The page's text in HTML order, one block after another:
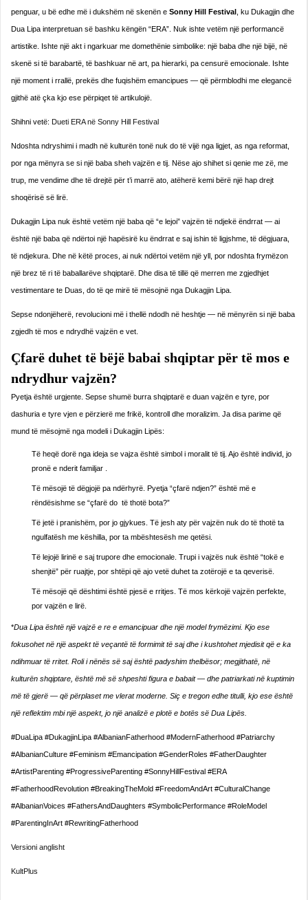
penguar, u bë edhe më i dukshëm në skenën e Sonny Hill Festival , ku Dukagjin dhe
Dua Lipa interpretuan së bashku këngën “ERA”. Nuk ishte vetëm një performancë
artistike. Ishte një akt i ngarkuar me domethënie simbolike: një baba dhe një bijë, në
skenë si të barabartë, të bashkuar në art, pa hierarki, pa censurë emocionale. Ishte
një moment i rrallë, prekës dhe fuqishëm emancipues — që përmblodhi me elegancë
gjithë atë çka kjo ese përpiqet të artikulojë.
Shihni vetë: Dueti ERA në Sonny Hill Festival
Ndoshta ndryshimi i madh në kulturën tonë nuk do të vijë nga ligjet, as nga reformat,
por nga mënyra se si një baba sheh vajzën e tij. Nëse ajo shihet si qenie me zë, me
trup, me vendime dhe të drejtë për t’i marrë ato, atëherë kemi bërë një hap drejt
shoqërisë së lirë.
Dukagjin Lipa nuk është vetëm një baba që “e lejoi” vajzën të ndjekë ëndrrat — ai
është një baba që ndërtoi një hapësirë ku ëndrrat e saj ishin të ligjshme, të dëgjuara,
të ndjekura. Dhe në këtë proces, ai nuk ndërtoi vetëm një yll, por ndoshta frymëzon
një brez të ri të baballarëve shqiptarë. Dhe disa të tillë që merren me zgjedhjet
vestimentare te Duas, do të qe mirë të mësojnë nga Dukagjin Lipa.
Sepse ndonjëherë, revolucioni më i thellë ndodh në heshtje — në mënyrën si një baba
zgjedh të mos e ndrydhë vajzën e vet.
Çfarë duhet të bëjë babai shqiptar për të mos e
ndrydhur vajzën?
Pyetja është urgjente. Sepse shumë burra shqiptarë e duan vajzën e tyre, por
dashuria e tyre vjen e përzierë me frikë, kontroll dhe moralizim. Ja disa parime që
mund të mësojmë nga modeli i Dukagjin Lipës:
Të heqë dorë nga ideja se vajza është simbol i moralit të tij. Ajo është individ, jo
pronë e nderit familjar .
Të mësojë të dëgjojë pa ndërhyrë. Pyetja “çfarë ndjen?” është më e
rëndësishme se “çfarë do të thotë bota?”
Të jetë i pranishëm, por jo gjykues. Të jesh aty për vajzën nuk do të thotë ta
ngulfatësh me këshilla, por ta mbështesësh me qetësi.
Të lejojë lirinë e saj trupore dhe emocionale. Trupi i vajzës nuk është “tokë e
shenjtë” për ruajtje, por shtëpi që ajo vetë duhet ta zotërojë e ta qeverisë.
Të mësojë që dështimi është pjesë e rritjes. Të mos kërkojë vajzën perfekte,
por vajzën e lirë.
*Dua Lipa është një vajzë e re e emancipuar dhe një model frymëzimi. Kjo ese
fokusohet në një aspekt të veçantë të formimit të saj dhe i kushtohet mjedisit që e ka
ndihmuar të rritet. Roli i nënës së saj është padyshim thelbësor; megjithatë, në
kulturën shqiptare, është më së shpeshti figura e babait — dhe patriarkati në kuptimin
më të gjerë — që përplaset me vlerat moderne. Siç e tregon edhe titulli, kjo ese është
një reflektim mbi një aspekt, jo një analizë e plotë e botës së Dua Lipës.
#DuaLipa #DukagjinLipa #AlbanianFatherhood #ModernFatherhood #Patriarchy
#AlbanianCulture #Feminism #Emancipation #GenderRoles #FatherDaughter
#ArtistParenting #ProgressiveParenting #SonnyHillFestival #ERA
#FatherhoodRevolution #BreakingTheMold #FreedomAndArt #CulturalChange
#AlbanianVoices #FathersAndDaughters #SymbolicPerformance #RoleModel
#ParentingInArt #RewritingFatherhood
Versioni anglisht
KultPlus